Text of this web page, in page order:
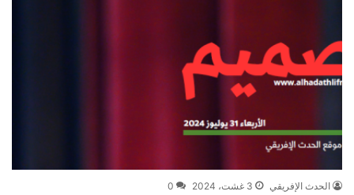
الحدث الإفريقي 3 غشت، 2024 0